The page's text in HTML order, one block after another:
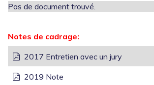
Pas de document trouvé.
Notes de cadrage:
2017 Entretien avec un jury
2019 Note